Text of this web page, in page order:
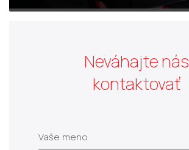
Neváhajte nás
kontaktovať
Vaše meno